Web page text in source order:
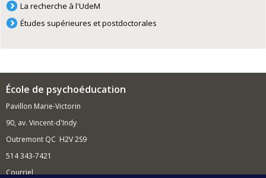
La recherche à l'UdeM
Études supérieures et postdoctorales
École de psychoéducation
Pavillon Marie-Victorin
90, av. Vincent-d'Indy
Outremont QC H2V 2S9
514 343-7421
Courriel